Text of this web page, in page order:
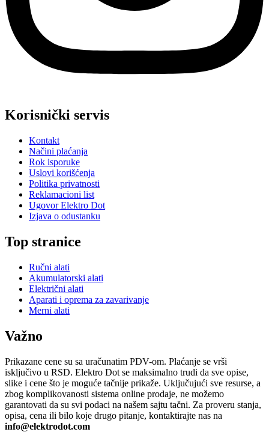
Korisnički servis
Kontakt
Načini plaćanja
Rok isporuke
Uslovi korišćenja
Politika privatnosti
Reklamacioni list
Ugovor Elektro Dot
Izjava o odustanku
Top stranice
Ručni alati
Akumulatorski alati
Električni alati
Aparati i oprema za zavarivanje
Merni alati
Važno
Prikazane cene su sa uračunatim PDV-om. Plaćanje se vrši
isključivo u RSD. Elektro Dot se maksimalno trudi da sve opise,
slike i cene što je moguće tačnije prikaže. Uključujući sve resurse, a
zbog komplikovanosti sistema online prodaje, ne možemo
garantovati da su svi podaci na našem sajtu tačni. Za proveru stanja,
opisa, cena ili bilo koje drugo pitanje, kontaktirajte nas na
info@elektrodot.com